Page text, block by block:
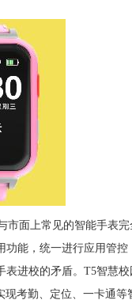
市面上常见的智能手表
功能，统一进行应用管控
表进校的矛盾。T5智慧
现考勤、定位、一卡通等